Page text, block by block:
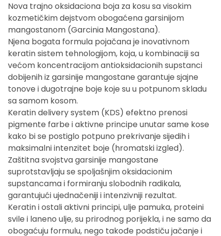
Nova trajno oksidaciona boja za kosu sa visokim
kozmetičkim dejstvom obogaćena garsinijom
mangostanom (Garcinia Mangostana).
Njena bogata formula pojačana je inovativnom
keratin sistem tehnologijom, koja, u kombinaciji sa
većom koncentracijom antioksidacionih supstanci
dobijenih iz garsinije mangostane garantuje sjajne
tonove i dugotrajne boje koje su u potpunom skladu
sa samom kosom.
Keratin delivery system (KDS) efektno prenosi
pigmente farbe i aktivne principe unutar same kose
kako bi se postiglo potpuno prekrivanje sijedih i
maksimalni intenzitet boje (hromatski izgled).
Zaštitna svojstva garsinije mangostane
suprotstavljaju se spoljašnjim oksidacionim
supstancama i formiranju slobodnih radikala,
garantujući ujednačeniji i intenzivniji rezultat.
Keratin i ostali aktivni principi, ulje pamuka, proteini
svile i laneno ulje, su prirodnog porijekla, i ne samo da
obogaćuju formulu, nego takođe podstiču jačanje i